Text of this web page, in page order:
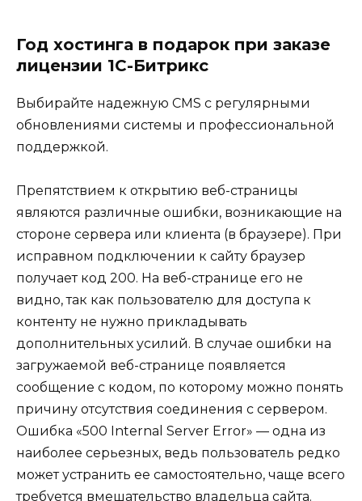
Год хостинга в подарок при заказе
лицензии 1С-Битрикс
Выбирайте надежную CMS с регулярными
обновлениями системы и профессиональной
поддержкой.
Препятствием к открытию веб-страницы
являются различные ошибки, возникающие на
стороне сервера или клиента (в браузере). При
исправном подключении к сайту браузер
получает код 200. На веб-странице его не
видно, так как пользователю для доступа к
контенту не нужно прикладывать
дополнительных усилий. В случае ошибки на
загружаемой веб-странице появляется
сообщение с кодом, по которому можно понять
причину отсутствия соединения с сервером.
Ошибка «500 Internal Server Error» — одна из
наиболее серьезных, ведь пользователь редко
может устранить ее самостоятельно, чаще всего
требуется вмешательство владельца сайта.